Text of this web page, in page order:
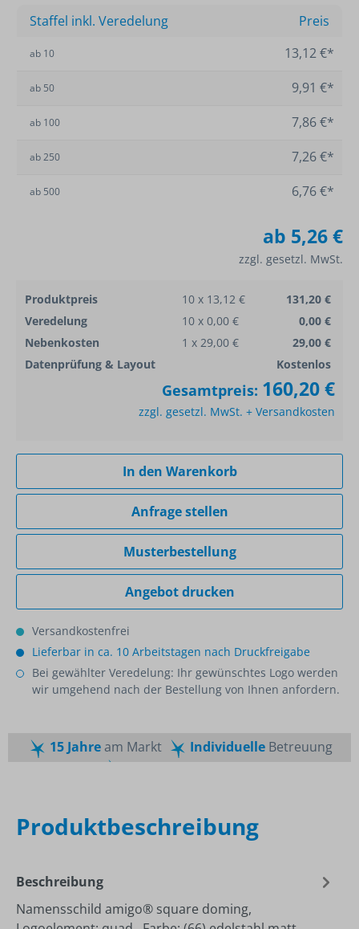
Staffel inkl. Veredelung Preis
ab 10 13,12 €*
ab 50 9,91 €*
ab 100 7,86 €*
ab250 7,26 €*
ab 500 6,76 €*
ab 5,26 €
zzgl. gesetzl. MwSt.
Produktpreis 10 x 13,12 €
131,20 €
Veredelung
10 x 0,00 €
0,00 €
Nebenkosten
1 x 29,00 €
29,00 €
Datenprüfung & Layout
Kostenlos
Gesamtpreis: 160,20 €
zzgl. gesetzl. MwSt. + Versandkosten
In den Warenkorb
Anfrage stellen
Musterbestellung
Angebot drucken
Versandkostenfrei
Lieferbar in ca. 10 Arbeitstagen nach Druckfreigabe
Bei gewählter Veredelung: Ihr gewünschtes Logo werden
wir umgehend nach der Bestellung von Ihnen anfordern.
15 Jahream Markt IndividuelleBetreuung
Produktbeschreibung
Beschreibung
Namensschild amigo® square doming,